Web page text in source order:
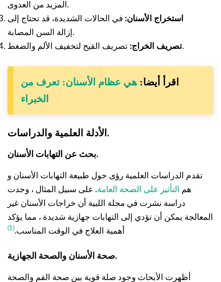
المزيد من العدوى.
استخراج الأسنان: في الحالات الشديدة، قد تحتاج إلى
إزالة السن المصابة.
تصريف الخراج:تصريف القيح لتخفيف الألم والضغط.
اقرأ أيضا: هي عظام الأسنان: تعرف من
الخبراء
الأدلة العلمية والدراسات.
بحث عن التهابات الأسنان.
تقدم الدراسات العلمية رؤى حول طبيعة التهابات الأسنان و
هم
التأثير على الصحة العامة. على سبيل المثال ، وجدت
دراسة نشرت في مجلة اللبية أن خراجات الأسنان غير
المعالجة يمكن أن تؤدي إلى التهابات جهازية شديدة ، مما يؤكد
أهمية العلاج في الوقت المناسب.(1)
صحة الأسنان والصحة الجهازية.
أظهرت الأبحاث وجود صلة قوية بين صحة الفم والصحة